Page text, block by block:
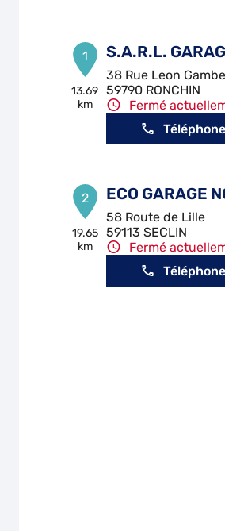
1
13.69
km
S.A.R.L.
38 Rue Leon
59790 RONCHIN
Fermé
Téléphone
2
19.65
km
ECO GARAGE
58 Route de Lille
59113 SECLIN
Fermé
Téléphone